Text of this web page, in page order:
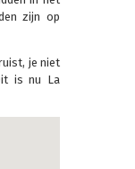
zijn op
je niet
is nu La